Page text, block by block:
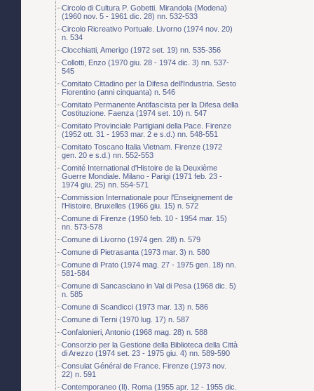
Circolo di Cultura P. Gobetti. Mirandola (Modena)
(1960 nov. 5 - 1961 dic. 28) nn. 532-533
Circolo Ricreativo Portuale. Livorno (1974 nov. 20)
n. 534
Clocchiatti, Amerigo (1972 set. 19) nn. 535-356
Collotti, Enzo (1970 giu. 28 - 1974 dic. 3) nn. 537-
545
Comitato Cittadino per la Difesa dell'Industria. Sesto
Fiorentino (anni cinquanta) n. 546
Comitato Permanente Antifascista per la Difesa della
Costituzione. Faenza (1974 set. 10) n. 547
Comitato Provinciale Partigiani della Pace. Firenze
(1952 ott. 31 - 1953 mar. 2 e s.d.) nn. 548-551
Comitato Toscano Italia Vietnam. Firenze (1972
gen. 20 e s.d.) nn. 552-553
Comité International d'Histoire de la Deuxième
Guerre Mondiale. Milano - Parigi (1971 feb. 23 -
1974 giu. 25) nn. 554-571
Commission Internationale pour l'Enseignement de
l'Histoire. Bruxelles (1966 giu. 15) n. 572
Comune di Firenze (1950 feb. 10 - 1954 mar. 15)
nn. 573-578
Comune di Livorno (1974 gen. 28) n. 579
Comune di Pietrasanta (1973 mar. 3) n. 580
Comune di Prato (1974 mag. 27 - 1975 gen. 18) nn.
581-584
Comune di Sancasciano in Val di Pesa (1968 dic. 5)
n. 585
Comune di Scandicci (1973 mar. 13) n. 586
Comune di Terni (1970 lug. 17) n. 587
Confalonieri, Antonio (1968 mag. 28) n. 588
Consorzio per la Gestione della Biblioteca della Città
di Arezzo (1974 set. 23 - 1975 giu. 4) nn. 589-590
Consulat Général de France. Firenze (1973 nov.
22) n. 591
Contemporaneo (Il). Roma (1955 apr. 12 - 1955 dic.